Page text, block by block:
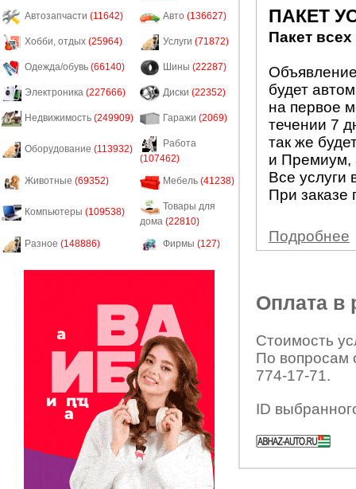
Автозапчасти (11642) Авто (136627)
Хобби, отдых (25964) Услуги (71872)
Одежда/обувь (66140) Шины (22287)
Электроника (227666) Диски (22352)
Недвижимость (249909) Гаражи (2069)
Оборудование (113932)
Работа
(107462)
Животные (69352) Мебель (41238)
Компьютеры (109538)
Товары для
дома (22810)
Разное (148886) Фирмы (127)
ПАКЕТ
Пакет
будет
на первое
течении 7
так же
и Премиум,
Все услуги
При заказе
Подробнее
Оплата в
Стоимость
По вопросам
774-17-71.
ID